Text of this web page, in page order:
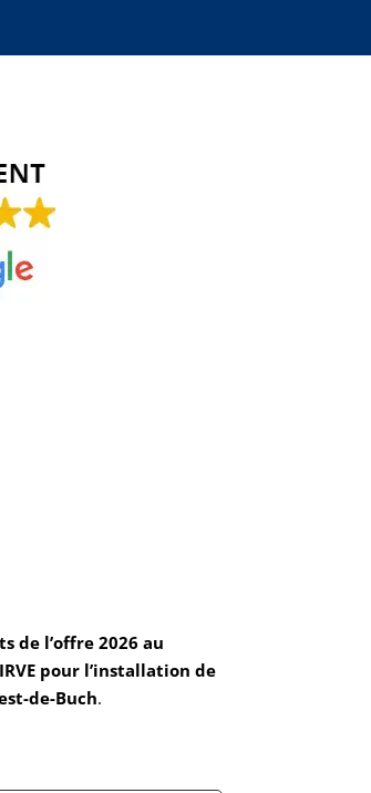
de l’offre 2026 au
pour l’installation de
de-Buch.